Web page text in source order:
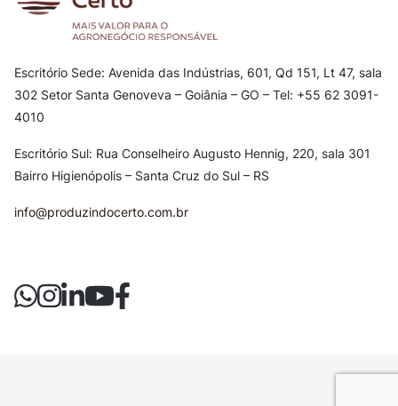
Escritório Sede: Avenida das Indústrias, 601, Qd 151, Lt 47, sala
302 Setor Santa Genoveva – Goiânia – GO – Tel: +55 62 3091-
4010
Escritório Sul: Rua Conselheiro Augusto Hennig, 220, sala 301
Bairro Higienópolis – Santa Cruz do Sul – RS
info@produzindocerto.com.br